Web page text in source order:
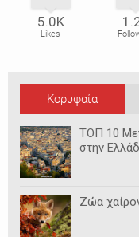
5.0Κ
Likes
Κορυφαία
ΤΟΠ 10
στην
Ζώα